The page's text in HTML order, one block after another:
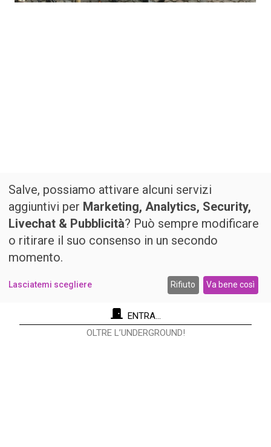
ENTRA...
OLTRE L’UNDERGROUND!
Salve, possiamo attivare alcuni servizi
aggiuntivi per Marketing, Analytics, Security,
Livechat & Pubblicità? Può sempre modificare
o ritirare il suo consenso in un secondo
momento.
Lasciatemi scegliere Rifiuto Va bene così